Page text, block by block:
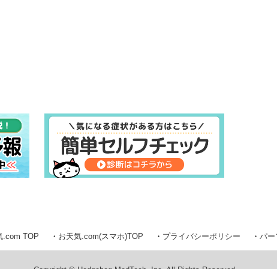
.com TOP お天気.com(スマホ)TOP プライバシーポリシー パー